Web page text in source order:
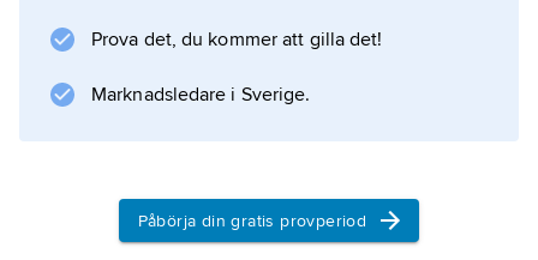
perception, ESP (
Parapsykologi
, 1980).
Information om artikeln
Prova det, du kommer att gilla det!
Marknadsledare i Sverige.
Påbörja din gratis provperiod